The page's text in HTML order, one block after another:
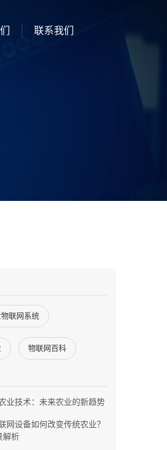
联系我们
联网系统
物联网百科
业技术：未来农业的新趋势
网设备如何改变传统农业？
解析